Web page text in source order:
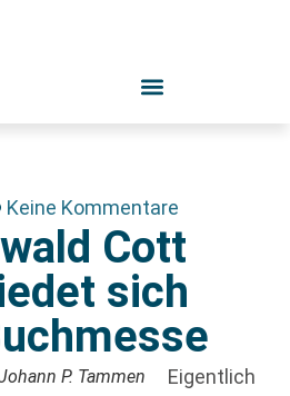
Keine Kommentare
Cott
sich
P. Tammen
Eigentlich